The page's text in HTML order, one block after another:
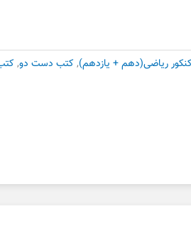
کنکور ریاضی(دهم + یازدهم), کتب دست دو,